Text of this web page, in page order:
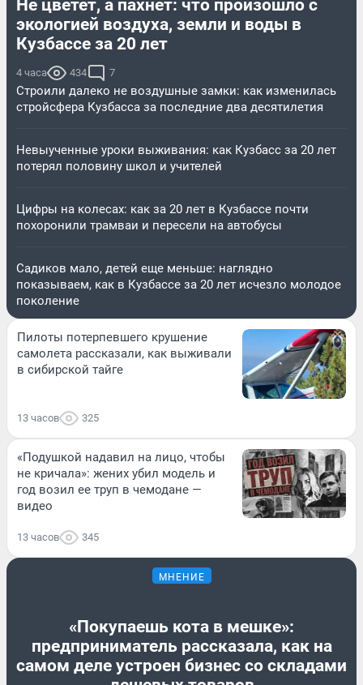
Не цветет, а пахнет: что произошло с
экологией воздуха, земли и воды в
Кузбассе за 20 лет
4 часа 434 7
Строили далеко не воздушные замки: как изменилась
стройсфера Кузбасса за последние два десятилетия
Невыученные уроки выживания: как Кузбасс за 20 лет
потерял половину школ и учителей
Цифры на колесах: как за 20 лет в Кузбассе почти
похоронили трамваи и пересели на автобусы
Садиков мало, детей еще меньше: наглядно
показываем, как в Кузбассе за 20 лет исчезло молодое
поколение
Пилоты потерпевшего крушение
самолета рассказали, как выживали
в сибирской тайге
13 часов 325
«Подушкой надавил на лицо, чтобы
не кричала»: жених убил модель и
год возил ее труп в чемодане —
видео
13 часов 345
МНЕНИЕ
«Покупаешь кота в мешке»:
предприниматель рассказала, как на
самом деле устроен бизнес со складами